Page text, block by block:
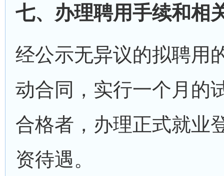
七、办理聘用手续和相
经公示无异议的拟聘用
动合同，实行一个月的
合格者，办理正式就业
资待遇。